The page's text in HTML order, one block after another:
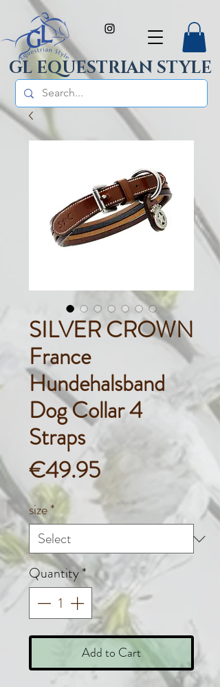
GL EQUESTRIAN STYLE
SILVER CROWN
France
Hundehalsband
Dog Collar 4
Straps
€49.95Price
size*
Quantity*
Add to Cart